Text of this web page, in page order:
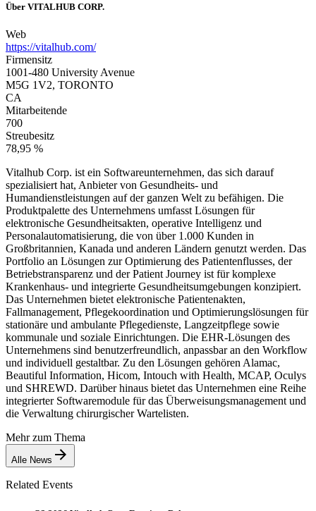
Über VITALHUB CORP.
Web
https://vitalhub.com/
Firmensitz
1001-480 University Avenue
M5G 1V2, TORONTO
CA
Mitarbeitende
700
Streubesitz
78,95 %
Vitalhub Corp. ist ein Softwareunternehmen, das sich darauf
spezialisiert hat, Anbieter von Gesundheits- und
Humandienstleistungen auf der ganzen Welt zu befähigen. Die
Produktpalette des Unternehmens umfasst Lösungen für
elektronische Gesundheitsakten, operative Intelligenz und
Personalautomatisierung, die von über 1.000 Kunden in
Großbritannien, Kanada und anderen Ländern genutzt werden. Das
Portfolio an Lösungen zur Optimierung des Patientenflusses, der
Betriebstransparenz und der Patient Journey ist für komplexe
Krankenhaus- und integrierte Gesundheitsumgebungen konzipiert.
Das Unternehmen bietet elektronische Patientenakten,
Fallmanagement, Pflegekoordination und Optimierungslösungen für
stationäre und ambulante Pflegedienste, Langzeitpflege sowie
kommunale und soziale Einrichtungen. Die EHR-Lösungen des
Unternehmens sind benutzerfreundlich, anpassbar an den Workflow
und individuell gestaltbar. Zu den Lösungen gehören Alamac,
Beautiful Information, Hicom, Intouch with Health, MCAP, Oculys
und SHREWD. Darüber hinaus bietet das Unternehmen eine Reihe
integrierter Softwaremodule für das Überweisungsmanagement und
die Verwaltung chirurgischer Wartelisten.
Mehr zum Thema
Alle News
Related Events